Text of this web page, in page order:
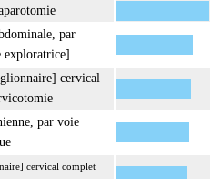
par
exploratrice]
cervical
par voie
cervical complet